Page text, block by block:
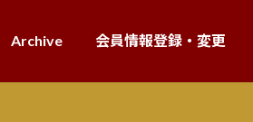
Archive 会員情報登録・変更